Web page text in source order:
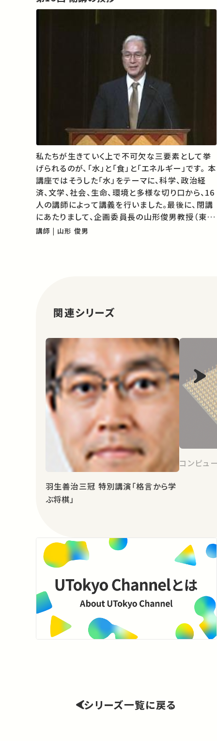
私たちが生きていく上で不可欠な三要素として挙
げられるのが、「水」と「食」と「エネルギー」です。 本
講座ではそうした「水」をテーマに、科学、政治経
済、文学、社会、生命、環境と多様な切り口から、16
人の講師によって講義を行いました。最後に、閉講
にあたりまして、企画委員長の山形俊男教授（東京
大学大学院理学系研究科長）よりご挨拶を申し上
講師 | 山形 俊男
関連シリーズ
羽生善治三冠 特別講演「格言から学
ぶ将棋」
コンピュ
シリーズ一覧に戻る